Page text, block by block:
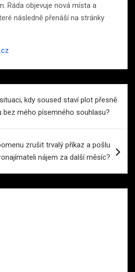
Ráda objevuje nová místa a
následně přenáší na stránky
kdy soused staví plot přesně
bez mého písemného souhlasu?
zrušit trvalý příkaz a pošlu
nájem za další měsíc?